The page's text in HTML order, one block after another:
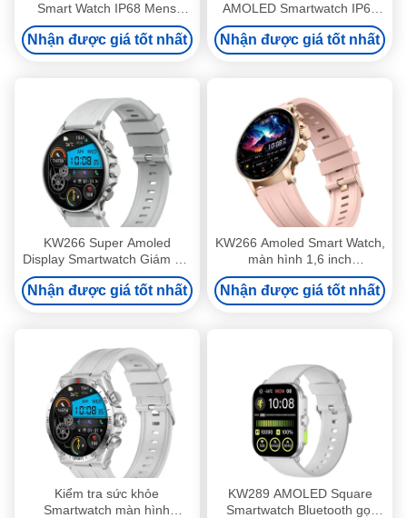
Smart Watch IP68 Mens
Round Smartwatch Với màn
hình Amoled
Nhận được giá tốt nhất
AMOLED Smartwatch IP68
2,01 Inch Smartwatch Với
Giao thoại Bluetooth
Nhận được giá tốt nhất
KW266 Super Amoled
Display Smartwatch Giám sát
giấc ngủ Smart Watch Super
Amoled
Nhận được giá tốt nhất
KW266 Amoled Smart Watch,
màn hình 1,6 inch
Smartwatch với Bluetooth
Calling
Nhận được giá tốt nhất
Kiểm tra sức khỏe
Smartwatch màn hình
KW289 AMOLED Square
Smartwatch Bluetooth gọi